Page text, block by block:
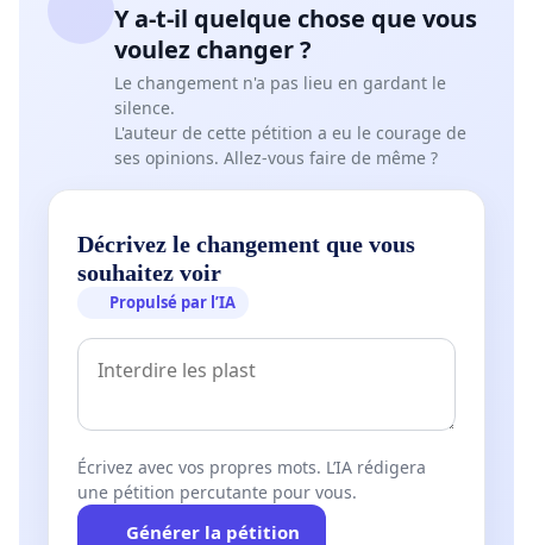
Y a-t-il quelque chose que vous
voulez changer ?
Le changement n'a pas lieu en gardant le
silence.
L'auteur de cette pétition a eu le courage de
ses opinions. Allez-vous faire de même ?
Décrivez le changement que vous
souhaitez voir
Propulsé par l’IA
Écrivez avec vos propres mots. L’IA rédigera
une pétition percutante pour vous.
Générer la pétition